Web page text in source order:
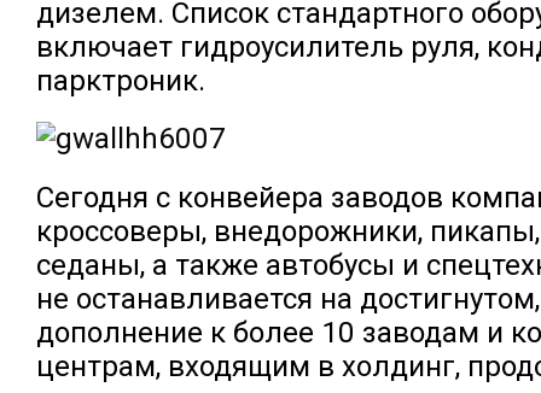
дизелем. Список стандартного
включает гидроусилитель руля,
парктроник.
Сегодня с конвейера заводов
кроссоверы, внедорожники,
седаны, а также автобусы и
не останавливается на
дополнение к более 10 заводам и
центрам, входящим в холдинг,